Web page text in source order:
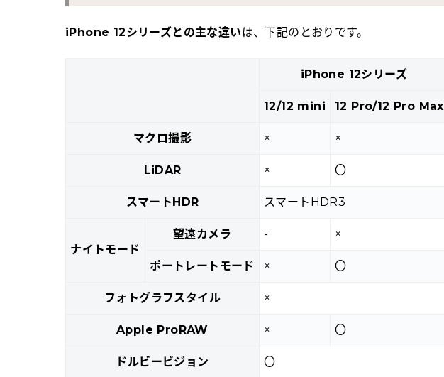
iPhone 12シリーズとの主な違いは、下記のとおりです。
iPhone 12シリーズ
12/12 mini 12 Pro/12 Pro Max
マクロ撮影 × ×
LiDAR × 〇
スマートHDR スマートHDR3
ナイトモード
望遠カメラ - ×
ポートレートモード × 〇
フォトグラフスタイル ×
Apple ProRAW × 〇
ドルビービジョン 〇